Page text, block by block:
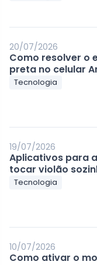
20/07/2026
Como resolver o
preta no celular
Tecnologia
19/07/2026
Aplicativos para
tocar violão
Tecnologia
10/07/2026
Como ativar o